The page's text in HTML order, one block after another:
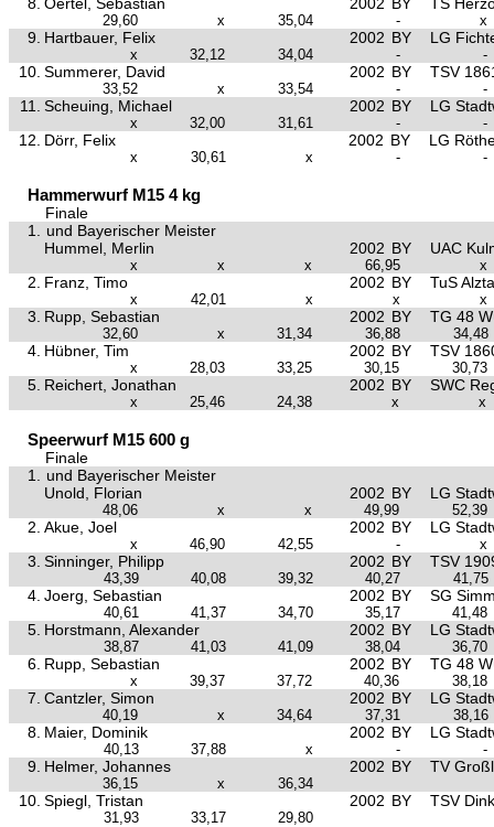
29,60 x 35,04 - x
9. Hartbauer, Felix 2002 BY LG
x 32,12 34,04 - -
10. Summerer, David 2002 BY TSV
33,52 x 33,54 - -
11. Scheuing, Michael 2002 BY LG
x 32,00 31,61 - -
12. Dörr, Felix 2002 BY LG
x 30,61 x - -
Hammerwurf M15 4 kg
Finale
1.
und Bayerischer Meister
Hummel, Merlin
2002 BY UAC
x x x 66,95 x
2. Franz, Timo 2002 BY TuS
x 42,01 x x x
3. Rupp, Sebastian 2002 BY TG 48
32,60 x 31,34 36,88 34,48
4. Hübner, Tim 2002 BY TSV
x 28,03 33,25 30,15 30,73
5. Reichert, Jonathan 2002 BY SWC
x 25,46 24,38 x x
Speerwurf M15 600 g
Finale
1.
und Bayerischer Meister
Unold, Florian
2002 BY LG
48,06 x x 49,99 52,39
2. Akue, Joel 2002 BY LG
x 46,90 42,55 - x
3. Sinninger, Philipp 2002 BY TSV
43,39 40,08 39,32 40,27 41,75
4. Joerg, Sebastian 2002 BY SG
40,61 41,37 34,70 35,17 41,48
5. Horstmann, Alexander 2002 BY LG
38,87 41,03 41,09 38,04 36,70
6. Rupp, Sebastian 2002 BY TG 48
x 39,37 37,72 40,36 38,18
7. Cantzler, Simon 2002 BY LG
40,19 x 34,64 37,31 38,16
8. Maier, Dominik 2002 BY LG
40,13 37,88 x - -
9. Helmer, Johannes 2002 BY TV
36,15 x 36,34
10. Spiegl, Tristan 2002 BY TSV
31,93 33,17 29,80